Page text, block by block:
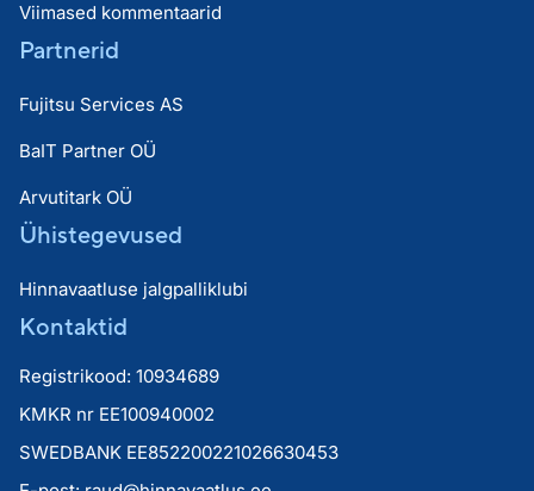
Viimased kommentaarid
Partnerid
Fujitsu Services AS
BaIT Partner OÜ
Arvutitark OÜ
Ühistegevused
Hinnavaatluse jalgpalliklubi
Kontaktid
Registrikood: 10934689
KMKR nr EE100940002
SWEDBANK EE852200221026630453